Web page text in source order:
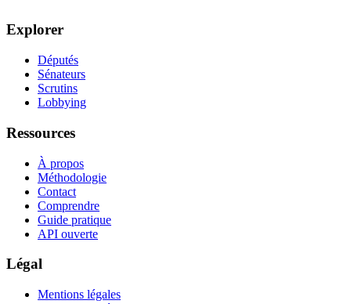
Explorer
Députés
Sénateurs
Scrutins
Lobbying
Ressources
À propos
Méthodologie
Contact
Comprendre
Guide pratique
API ouverte
Légal
Mentions légales